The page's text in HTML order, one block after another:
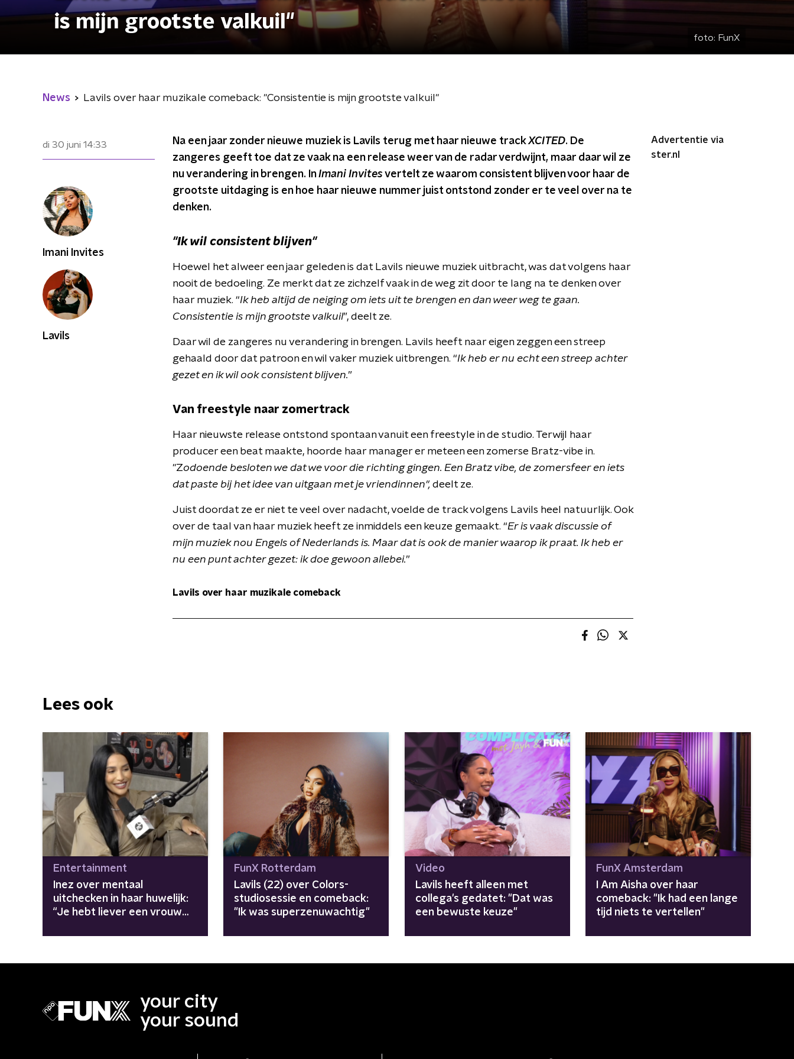
is mijn grootste valkuil"
foto: FunX
News Lavils over haar muzikale comeback: "Consistentie is mijn grootste valkuil"
di 30 juni 14:33 Na een jaar zonder nieuwe muziek is Lavils terug met haar nieuwe trackXCITED. De
zangeres geeft toe dat ze vaak na een release weer van de radar verdwijnt, maar daar wil ze
nu verandering in brengen. InImani Invites vertelt ze waarom consistent blijven voor haar de
grootste uitdaging is en hoe haar nieuwe nummer juist ontstond zonder er te veel over na te
denken.
"Ik wil consistent blijven"
Hoewel het alweer een jaar geleden is dat Lavils nieuwe muziek uitbracht, was dat volgens haar
nooit de bedoeling. Ze merkt dat ze zichzelf vaak in de weg zit door te lang na te denken over
haar muziek. “Ik heb altijd de neiging om iets uit te brengen en dan weer weg te gaan.
Consistentie is mijn grootste valkuil”, deelt ze.
Daar wil de zangeres nu verandering in brengen. Lavils heeft naar eigen zeggen een streep
gehaald door dat patroon en wil vaker muziek uitbrengen. “Ik heb er nu echt een streep achter
gezet en ik wil ook consistent blijven.”
Van freestyle naar zomertrack
Haar nieuwste release ontstond spontaan vanuit een freestyle in de studio. Terwijl haar
producer een beat maakte, hoorde haar manager er meteen een zomerse Bratz-vibe in.
"Zodoende besloten we dat we voor die richting gingen. Een Bratz vibe, de zomersfeer en iets
dat paste bij het idee van uitgaan met je vriendinnen", deelt ze.
Juist doordat ze er niet te veel over nadacht, voelde de track volgens Lavils heel natuurlijk. Ook
over de taal van haar muziek heeft ze inmiddels een keuze gemaakt. “Er is vaak discussie of
mijn muziek nou Engels of Nederlands is. Maar dat is ook de manier waarop ik praat. Ik heb er
nu een punt achter gezet: ik doe gewoon allebei.”
Lavils over haar muzikale comeback
Advertentie via
ster.nl
Imani Invites
Lavils
Lees ook
Entertainment
Inez over mentaal
uitchecken in haar huwelijk:
“Je hebt liever een vrouw
vrouw die stil wordt”
FunX Rotterdam
Lavils (22) over Colors-
studiosessie en comeback:
"Ik was superzenuwachtig"
Video
Lavils heeft alleen met
collega's gedatet: "Dat was
een bewuste keuze"
FunX Amsterdam
I Am Aisha over haar
comeback: "Ik had een lange
tijd niets te vertellen"
your city
your sound